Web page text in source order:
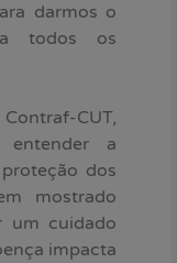
darmos o
a todos os
CUT,
entender a
dos
mostrado
um cuidado
impacta